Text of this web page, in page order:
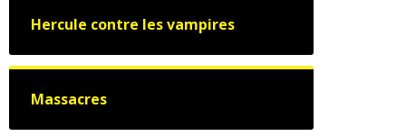
Hercule contre les vampires
Massacres